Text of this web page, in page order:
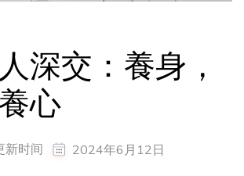
深交：養身，
心
新时间 2024年6月12日